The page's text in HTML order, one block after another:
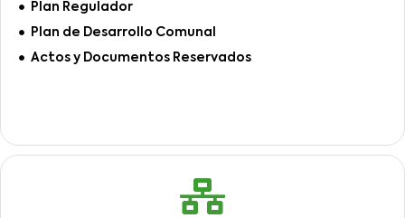
Plan Regulador
Plan de Desarrollo Comunal
Actos y Documentos Reservados